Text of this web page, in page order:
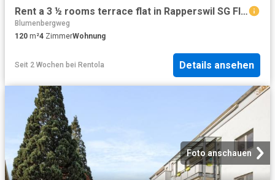
Rent a 3 ½ rooms terrace flat in Rapperswil SG Flatfox
Blumenbergweg
120 m²4 ZimmerWohnung
Seit 2 Wochen bei Rentola Details ansehen
Foto anschauen